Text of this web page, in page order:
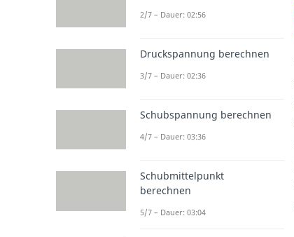
2/7 – Dauer: 02:56
Druckspannung berechnen
3/7 – Dauer: 02:36
Schubspannung berechnen
4/7 – Dauer: 03:36
Schubmittelpunkt
berechnen
5/7 – Dauer: 03:04